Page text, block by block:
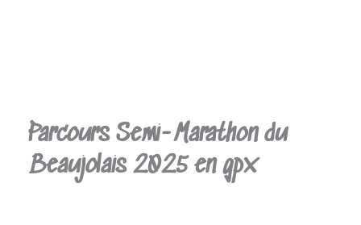
Parcours Semi-Marathon du
Beaujolais 2025 en gpx